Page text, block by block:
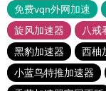
免费vqn外网加速
旋风加速器
八戒
黑豹加速器
西柚
小蓝鸟特推加速器